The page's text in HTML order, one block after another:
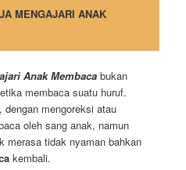
MENGAJARI ANAK
Anak Membaca bukan
membaca suatu huruf.
dengan mengoreksi atau
oleh sang anak, namun
merasa tidak nyaman bahkan
kembali.